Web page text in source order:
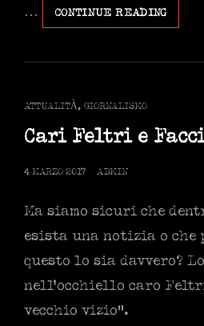
… CONTINUE READING
DE
DE
CENTRI
CAT
LINKS
ATTUALITÀ, GIORNALISMO
Cari Feltri e
POSTED
4 MARZO 2017 ADMIN
Ma siamo sicuri che
esista una notizia o
questo lo sia davvero?
nell’occhiello caro
vecchio vizio”.